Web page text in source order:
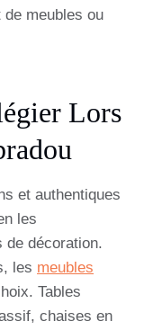
de meubles ou
Lors
et authentiques
les
de décoration.
les meubles
Tables
chaises en